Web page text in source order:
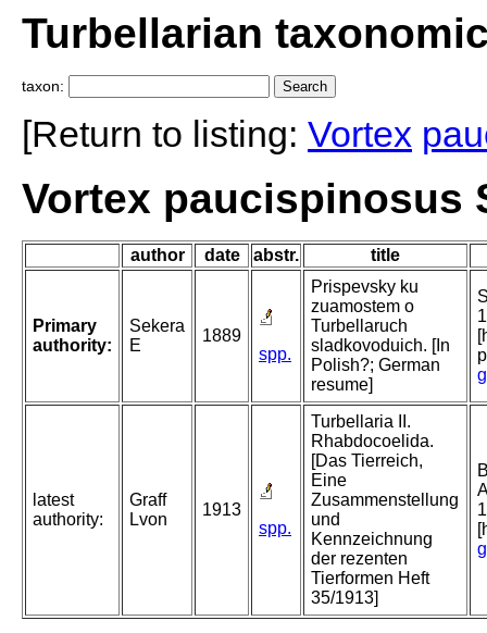
Turbellarian
taxon:
[Return to listing: Vortex
Vortex paucispinosus
author date abstr. title
Primary
authority:
Sekera
E
1889
spp.
Prispevsky ku
zuamostem o
Turbellaruch
sladkovoduich. [In
Polish?; German
resume]
latest
authority:
Graff
Lvon
1913
spp.
Turbellaria II.
Rhabdocoelida.
[Das Tierreich,
Eine
Zusammenstellung
und
Kennzeichnung
der rezenten
Tierformen Heft
35/1913]